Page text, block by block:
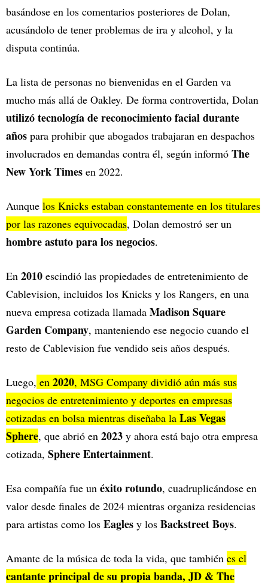
basándose en los comentarios posteriores de Dolan,
acusándolo de tener problemas de ira y alcohol, y la
disputa continúa.
La lista de personas no bienvenidas en el Garden va
mucho más allá de Oakley. De forma controvertida, Dolan
utilizó tecnología de reconocimiento facial durante
años para prohibir que abogados trabajaran en despachos
involucrados en demandas contra él, según informó The
New York Times en 2022.
Aunque los Knicks estaban constantemente en los titulares
por las razones equivocadas, Dolan demostró ser un
hombre astuto para los negocios.
En 2010 escindió las propiedades de entretenimiento de
Cablevision, incluidos los Knicks y los Rangers, en una
nueva empresa cotizada llamada Madison Square
Garden Company, manteniendo ese negocio cuando el
resto de Cablevision fue vendido seis años después.
Luego, en 2020, MSG Company dividió aún más sus
negocios de entretenimiento y deportes en empresas
cotizadas en bolsa mientras diseñaba la Las Vegas
Sphere, que abrió en 2023 y ahora está bajo otra empresa
cotizada, Sphere Entertainment.
Esa compañía fue un éxito rotundo, cuadruplicándose en
valor desde finales de 2024 mientras organiza residencias
para artistas como los Eagles y los Backstreet Boys.
Amante de la música de toda la vida, que también es el
cantante principal de su propia banda, JD & The